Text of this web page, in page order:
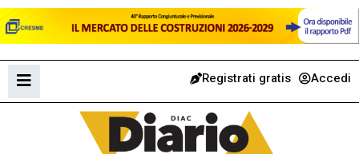
Registrati gratis Accedi